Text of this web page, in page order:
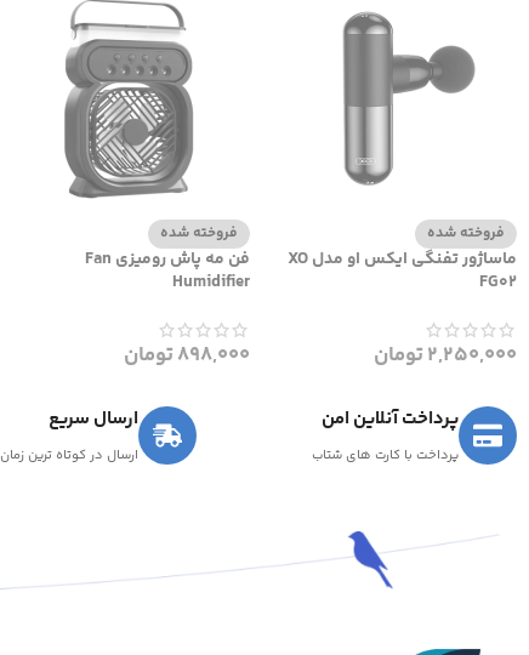
فروخته شده
ماساژور تفنگی ایکس او مدل XO
FG02
2,250,000تومان
فروخته شده
فن مه پاش رومیزی Fan
Humidifier
898,000تومان
پرداخت آنلاین امن
پرداخت با کارت های شتاب
ارسال سریع
ارسال در کوتاه ترین زمان